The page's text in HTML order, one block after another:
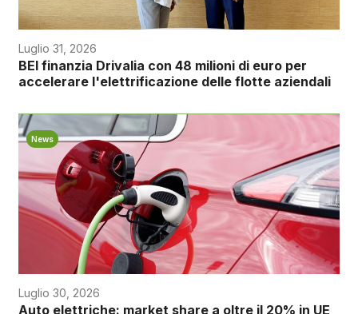
Luglio 31, 2026
BEI finanzia Drivalia con 48 milioni di euro per
accelerare l'elettrificazione delle flotte aziendali
News
Luglio 30, 2026
Auto elettriche: market share a oltre il 20% in UE